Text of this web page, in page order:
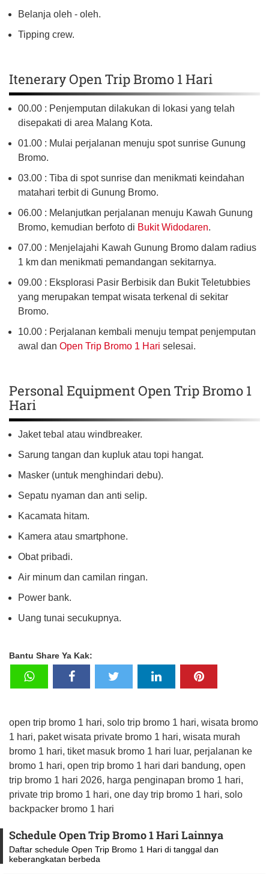
Belanja oleh - oleh.
Tipping crew.
Itenerary Open Trip Bromo 1 Hari
00.00 : Penjemputan dilakukan di lokasi yang telah
disepakati di area Malang Kota.
01.00 : Mulai perjalanan menuju spot sunrise Gunung
Bromo.
03.00 : Tiba di spot sunrise dan menikmati keindahan
matahari terbit di Gunung Bromo.
06.00 : Melanjutkan perjalanan menuju Kawah Gunung
Bromo, kemudian berfoto di Bukit Widodaren.
07.00 : Menjelajahi Kawah Gunung Bromo dalam radius
1 km dan menikmati pemandangan sekitarnya.
09.00 : Eksplorasi Pasir Berbisik dan Bukit Teletubbies
yang merupakan tempat wisata terkenal di sekitar
Bromo.
10.00 : Perjalanan kembali menuju tempat penjemputan
awal dan Open Trip Bromo 1 Hari selesai.
Personal Equipment Open Trip Bromo 1
Hari
Jaket tebal atau windbreaker.
Sarung tangan dan kupluk atau topi hangat.
Masker (untuk menghindari debu).
Sepatu nyaman dan anti selip.
Kacamata hitam.
Kamera atau smartphone.
Obat pribadi.
Air minum dan camilan ringan.
Power bank.
Uang tunai secukupnya.
Bantu Share Ya Kak:
open trip bromo 1 hari, solo trip bromo 1 hari, wisata bromo
1 hari, paket wisata private bromo 1 hari, wisata murah
bromo 1 hari, tiket masuk bromo 1 hari luar, perjalanan ke
bromo 1 hari, open trip bromo 1 hari dari bandung, open
trip bromo 1 hari 2026, harga penginapan bromo 1 hari,
private trip bromo 1 hari, one day trip bromo 1 hari, solo
backpacker bromo 1 hari
Schedule Open Trip Bromo 1 Hari Lainnya
Daftar schedule Open Trip Bromo 1 Hari di tanggal dan
keberangkatan berbeda